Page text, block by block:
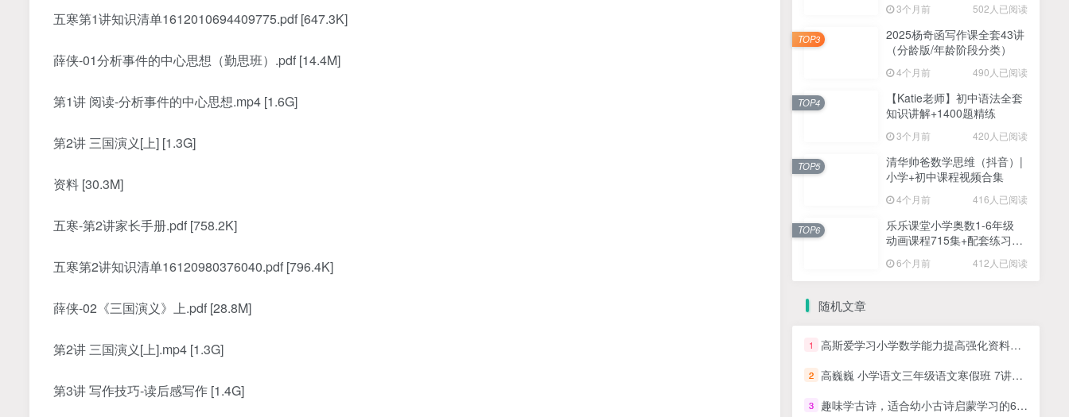
五寒第1讲知识清单1612010694409775.pdf [647.3K]
薛侠-01分析事件的中心思想（勤思班）.pdf [14.4M]
第1讲 阅读-分析事件的中心思想.mp4 [1.6G]
第2讲 三国演义[上] [1.3G]
资料 [30.3M]
五寒-第2讲家长手册.pdf [758.2K]
五寒第2讲知识清单16120980376040.pdf [796.4K]
薛侠-02《三国演义》上.pdf [28.8M]
第2讲 三国演义[上].mp4 [1.3G]
第3讲 写作技巧-读后感写作 [1.4G]
3个月前 502人已阅读
2025杨奇函写作课全套43讲
（分龄版/年龄阶段分类）
4个月前 490人已阅读
TOP3
【Katie老师】初中语法全套
知识讲解+1400题精练
3个月前 420人已阅读
TOP4
清华帅爸数学思维（抖音）|
小学+初中课程视频合集
4个月前 416人已阅读
TOP5
乐乐课堂小学奥数1-6年级
动画课程715集+配套练习册
6个月前 412人已阅读
TOP6
随机文章
1 高斯爱学习小学数学能力提高强化资料（人教版）共15.22G，包含PDF文件
2 高巍巍 小学语文三年级语文寒假班 7讲完结
3 趣味学古诗，适合幼小古诗启蒙学习的60首趣味古诗JPG图片学习资源百度网盘下载